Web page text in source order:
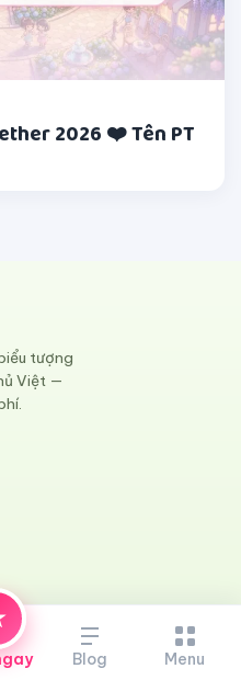
2026 ❤️ Tên PT
tượng
Việt —
Blog Menu